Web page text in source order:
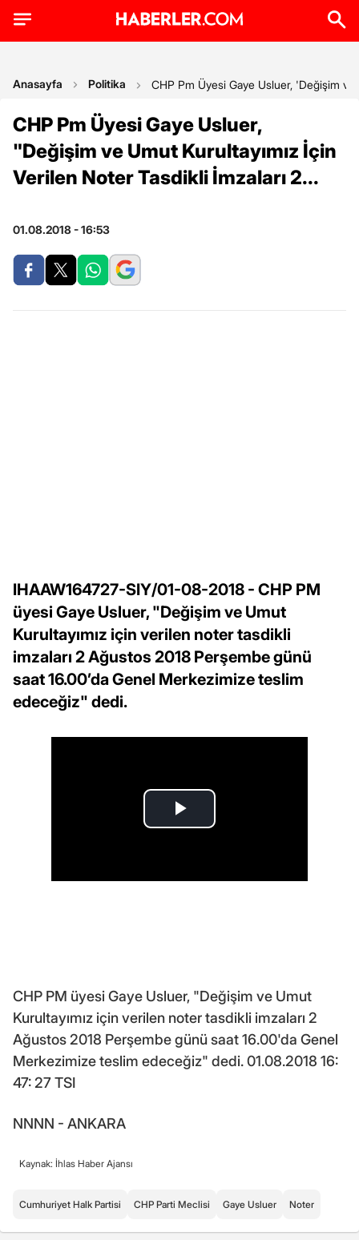
Anasayfa Politika CHP Pm Üyesi Gaye Usluer, 'Değişim ve
CHP Pm Üyesi Gaye Usluer,
"Değişim ve Umut Kurultayımız İçin
Verilen Noter Tasdikli İmzaları 2...
01.08.2018 - 16:53
IHAAW164727-SIY/01-08-2018 - CHP PM
üyesi Gaye Usluer, "Değişim ve Umut
Kurultayımız için verilen noter tasdikli
imzaları 2 Ağustos 2018 Perşembe günü
saat 16.00’da Genel Merkezimize teslim
edeceğiz" dedi.
CHP PM üyesi Gaye Usluer, "Değişim ve Umut
Kurultayımız için verilen noter tasdikli imzaları 2
Ağustos 2018 Perşembe günü saat 16.00'da Genel
Merkezimize teslim edeceğiz" dedi. 01.08.2018 16:
47: 27 TSI
NNNN - ANKARA
Kaynak: İhlas Haber Ajansı
Cumhuriyet Halk Partisi CHP Parti Meclisi Gaye Usluer Noter